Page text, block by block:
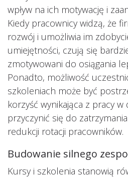
wpływ na ich motywację i
Kiedy pracownicy widzą, że
rozwój i umożliwia im
umiejętności, czują się
zmotywowani do osiągania
Ponadto, możliwość
szkoleniach może być
korzyść wynikająca z pracy
przyczynić się do
redukcji rotacji pracowników.
Budowanie silnego
Kursy i szkolenia stanowią